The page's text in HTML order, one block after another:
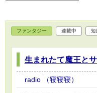
ファンタジー 連載中 短
生まれたて魔王と
radio （寝寝寝）